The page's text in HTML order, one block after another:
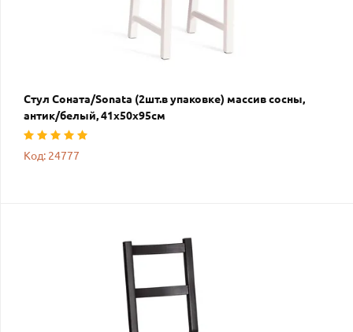
Стул Соната/Sonata (2шт.в упаковке) массив сосны,
антик/белый, 41х50х95см
Код: 24777